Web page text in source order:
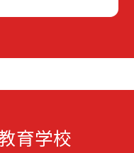
育学校